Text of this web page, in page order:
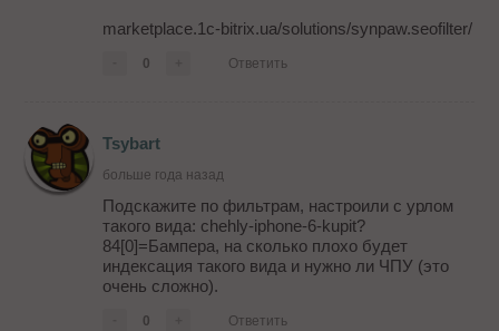
marketplace.1c-bitrix.ua/solutions/synpaw.seofilter/
0 Ответить
Tsybart
больше года назад
Подскажите по фильтрам, настроили с урлом
такого вида: chehly-iphone-6-kupit?
84[0]=Бампера, на сколько плохо будет
индексация такого вида и нужно ли ЧПУ (это
очень сложно).
0 Ответить